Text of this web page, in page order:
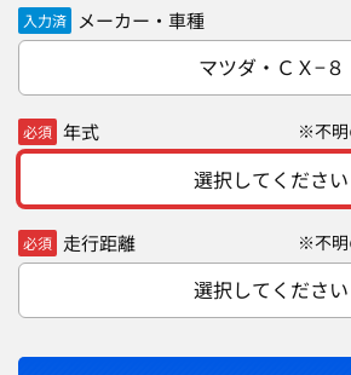
入力済 メーカー・車種
マツダ・ＣＸ−８
必須 年式 ※不明
選択してください
必須 走行距離 ※不明
選択してください